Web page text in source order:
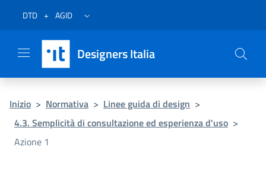
Vai al menu
Vai al contenuto
Questa pagina è stata utile?
Vai al piede
Dichiarazione di accessibilità (link esterno su sito AgID)
DTD + AGID Apri/chiudi menu secondario
Designers Italia
Inizio > Normativa > Linee guida di design >
4.3. Semplicità di consultazione ed esperienza d'uso >
Azione 1